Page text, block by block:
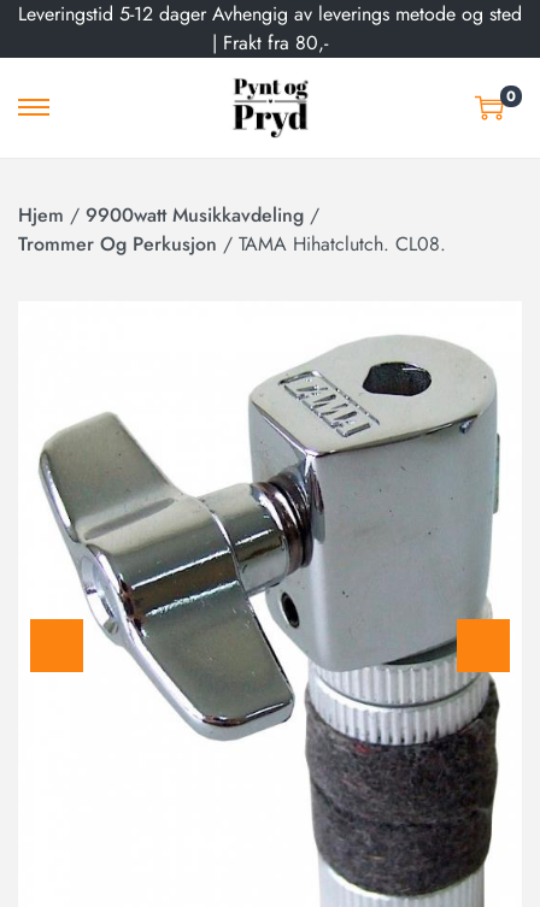
Leveringstid 5-12 dager Avhengig av leverings metode og sted
| Frakt fra 80,-
0
Hjem / 9900watt Musikkavdeling /
Trommer Og Perkusjon / TAMA Hihatclutch. CL08.